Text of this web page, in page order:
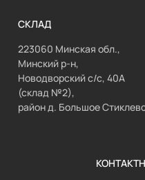
СКЛАД
223060 Минская обл.,
Минский р-н,
Новодворский с/с, 40А
(склад №2),
район д. Большое